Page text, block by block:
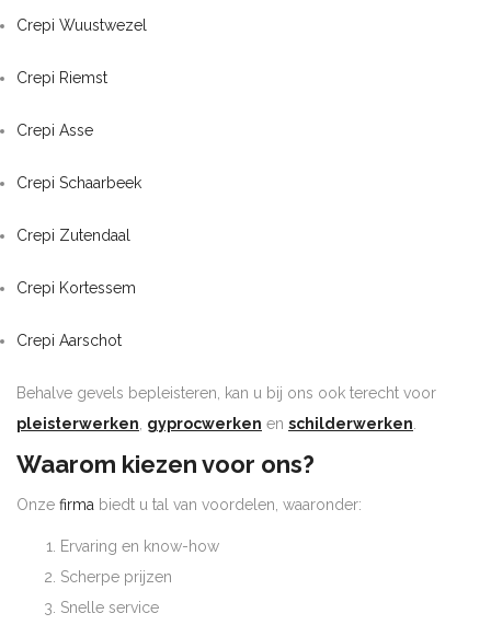
Crepi Wuustwezel
Crepi Riemst
Crepi Asse
Crepi Schaarbeek
Crepi Zutendaal
Crepi Kortessem
Crepi Aarschot
Behalve gevels bepleisteren, kan u bij ons ook terecht voor
pleisterwerken, gyprocwerken en schilderwerken.
Waarom kiezen voor ons?
Onze firma biedt u tal van voordelen, waaronder:
Ervaring en know-how
Scherpe prijzen
Snelle service